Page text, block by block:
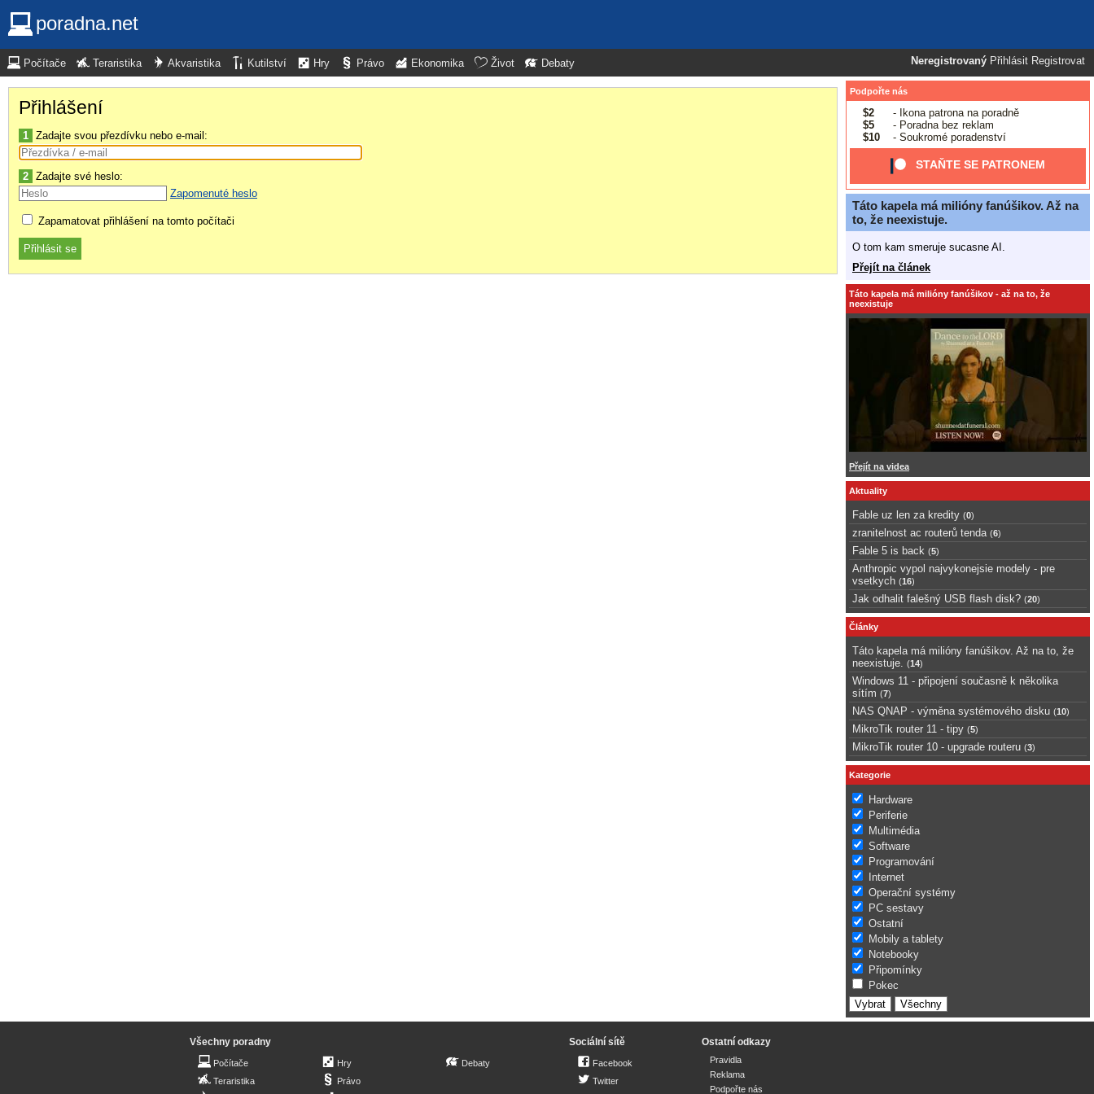
poradna.net
Neregistrovaný Přihlásit Registrovat
Počítače Teraristika Akvaristika Kutilství Hry Právo Ekonomika Život Debaty
Přihlášení
1 Zadajte svou přezdívku nebo e-mail:
2 Zadajte své heslo:
Zapomenuté heslo
Zapamatovat přihlášení na tomto počítači
Podpořte nás
$2
- Ikona patrona na poradně
$5
- Poradna bez reklam
$10
- Soukromé poradenství
STAŇTE SE PATRONEM
Táto kapela má milióny fanúšikov. Až na
to, že neexistuje.
O tom kam smeruje sucasne AI.
Přejít na článek
Táto kapela má milióny fanúšikov - až na to, že
neexistuje
Přejít na videa
Aktuality
Fable uz len za kredity (0)
zranitelnost ac routerů tenda (6)
Fable 5 is back (5)
Anthropic vypol najvykonejsie modely - pre
vsetkych (16)
Jak odhalit falešný USB flash disk? (20)
Články
Táto kapela má milióny fanúšikov. Až na to, že
neexistuje.
(14)
Windows 11 - připojení současně k několika
sítím (7)
NAS QNAP - výměna systémového disku (10)
MikroTik router 11 - tipy (5)
MikroTik router 10 - upgrade routeru (3)
Kategorie
Hardware
Periferie
Multimédia
Software
Programování
Internet
Operační systémy
PC sestavy
Ostatní
Mobily a tablety
Notebooky
Připomínky
Pokec
Všechny poradny
Počítače
Teraristika
Hry
Právo
Debaty
Sociální sítě
Facebook
Twitter
Ostatní odkazy
Pravidla
Reklama
Podpořte nás